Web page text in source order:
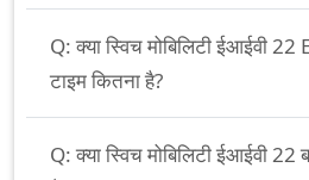
Q: क्या स्विच मोबिलिटी ईआईवी 22
टाइम कितना है?
Q: क्या स्विच मोबिलिटी ईआईवी 22